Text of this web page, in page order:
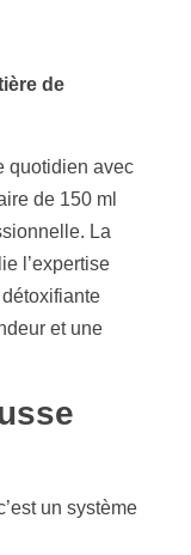
de
quotidien avec
de 150 ml
La
l’expertise
et une
un système